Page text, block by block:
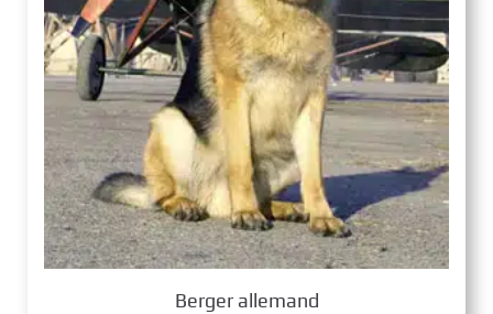
Berger allemand